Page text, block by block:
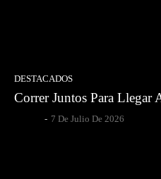
DESTACADOS
Correr Juntos Para Llegar
- 7 De Julio De 2026